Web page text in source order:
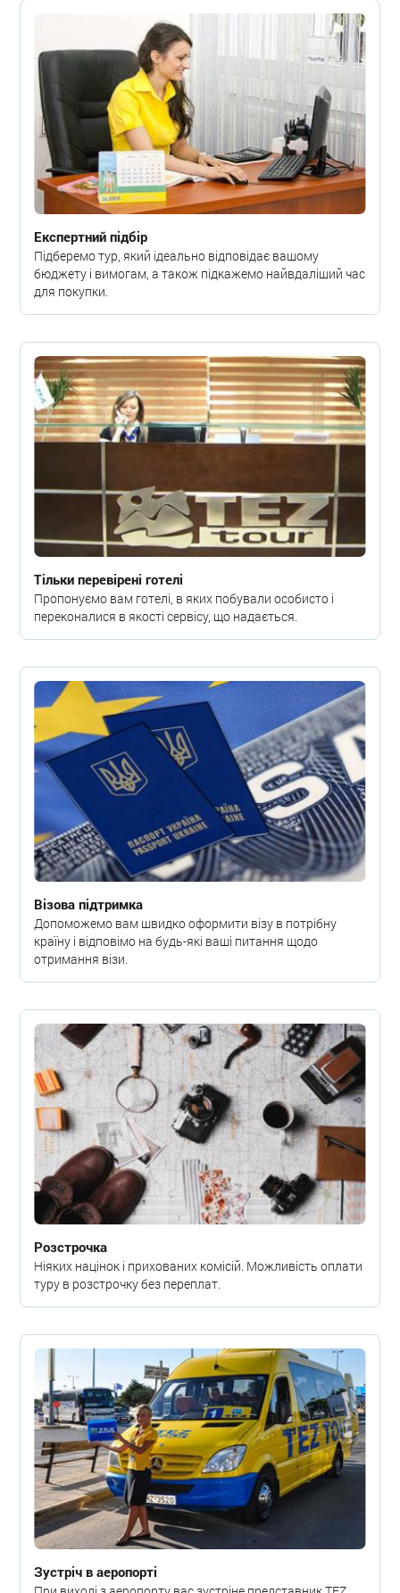
Експертний підбір
Підберемо тур, який ідеально відповідає вашому
бюджету і вимогам, а також підкажемо найвдаліший час
для покупки.
Тільки перевірені готелі
Пропонуємо вам готелі, в яких побували особисто і
переконалися в якості сервісу, що надається.
Візова підтримка
Допоможемо вам швидко оформити візу в потрібну
країну і відповімо на будь-які ваші питання щодо
отримання візи.
Розстрочка
Ніяких націнок і прихованих комісій. Можливість оплати
туру в розстрочку без переплат.
Зустріч в аеропорті